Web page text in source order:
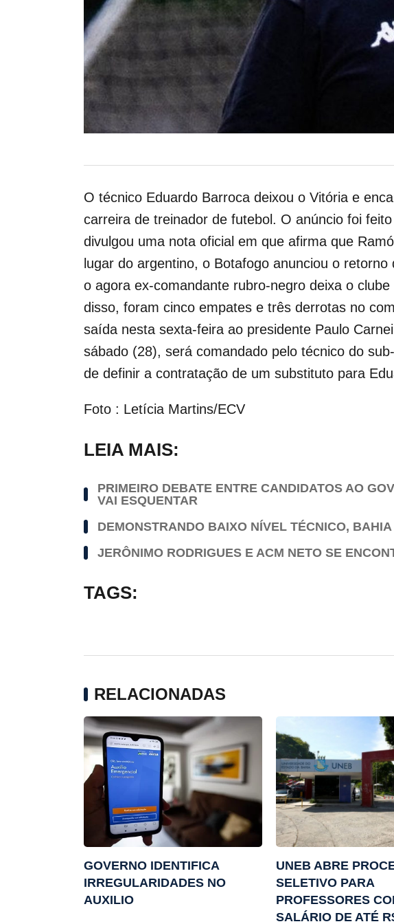
O técnico Eduardo Barroca deixou o Vitória e
carreira de treinador de futebol. O anúncio foi feito
divulgou uma nota oficial em que afirma que
lugar do argentino, o Botafogo anunciou o
o agora ex-comandante rubro-negro deixa o
disso, foram cinco empates e três derrotas no
saída nesta sexta-feira ao presidente Paulo
sábado (28), será comandado pelo técnico do
de definir a contratação de um substituto para
Foto : Letícia Martins/ECV
LEIA MAIS:
PRIMEIRO DEBATE ENTRE CANDIDATOS AO
VAI ESQUENTAR
DEMONSTRANDO BAIXO NÍVEL TÉCNICO,
JERÔNIMO RODRIGUES E ACM NETO SE
TAGS:
RELACIONADAS
GOVERNO IDENTIFICA
IRREGULARIDADES NO
AUXILIO
UNEB ABRE
SELETIVO PARA
PROFESSORES
SALÁRIO DE ATÉ